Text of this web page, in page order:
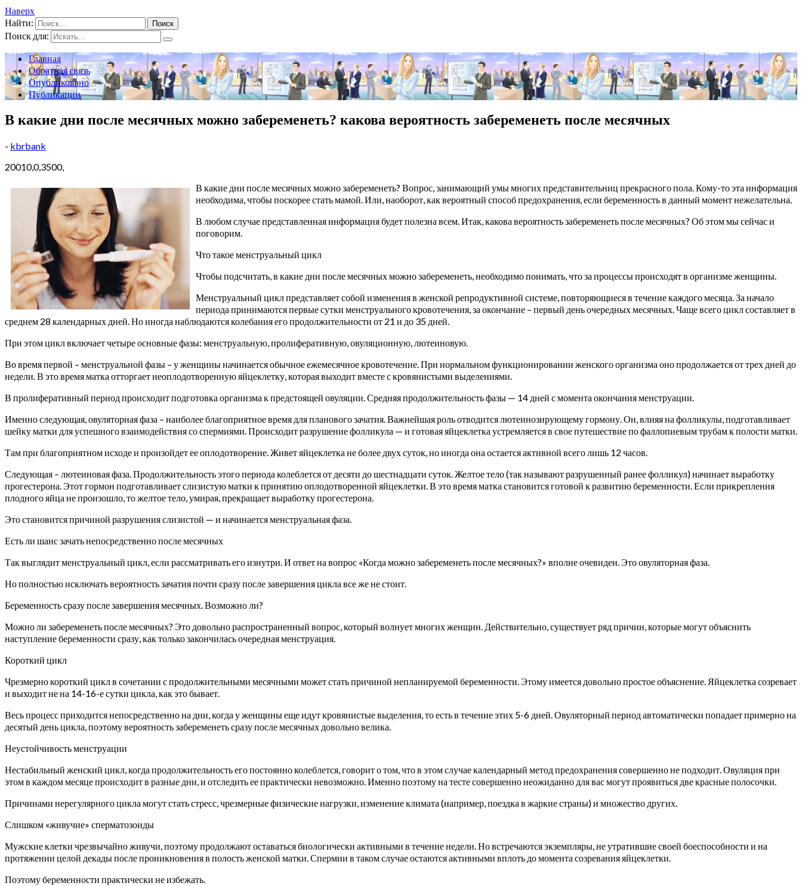
Наверх
Найти:
Поиск для:
Главная
Обратная связь
Опубликовано
Публикации
В какие дни после месячных можно забеременеть? какова вероятность забеременеть после месячных
- kbrbank
20010,0,3500,
В какие дни после месячных можно забеременеть? Вопрос, занимающий умы многих представительниц прекрасного пола. Кому-то эта информация
необходима, чтобы поскорее стать мамой. Или, наоборот, как вероятный способ предохранения, если беременность в данный момент нежелательна.
В любом случае представленная информация будет полезна всем. Итак, какова вероятность забеременеть после месячных? Об этом мы сейчас и
поговорим.
Что такое менструальный цикл
Чтобы подсчитать, в какие дни после месячных можно забеременеть, необходимо понимать, что за процессы происходят в организме женщины.
Менструальный цикл представляет собой изменения в женской репродуктивной системе, повторяющиеся в течение каждого месяца. За начало
периода принимаются первые сутки менструального кровотечения, за окончание – первый день очередных месячных. Чаще всего цикл составляет в
среднем 28 календарных дней. Но иногда наблюдаются колебания его продолжительности от 21 и до 35 дней.
При этом цикл включает четыре основные фазы: менструальную, пролиферативную, овуляционную, лютеиновую.
Во время первой – менструальной фазы – у женщины начинается обычное ежемесячное кровотечение. При нормальном функционировании женского организма оно продолжается от трех дней до
недели. В это время матка отторгает неоплодотворенную яйцеклетку, которая выходит вместе с кровянистыми выделениями.
В пролиферативный период происходит подготовка организма к предстоящей овуляции. Средняя продолжительность фазы — 14 дней с момента окончания менструации.
Именно следующая, овуляторная фаза – наиболее благоприятное время для планового зачатия. Важнейшая роль отводится лютеинозирующему гормону. Он, влияя на фолликулы, подготавливает
шейку матки для успешного взаимодействия со спермиями. Происходит разрушение фолликула — и готовая яйцеклетка устремляется в свое путешествие по фаллопиевым трубам к полости матки.
Там при благоприятном исходе и произойдет ее оплодотворение. Живет яйцеклетка не более двух суток, но иногда она остается активной всего лишь 12 часов.
Следующая – лютеиновая фаза. Продолжительность этого периода колеблется от десяти до шестнадцати суток. Желтое тело (так называют разрушенный ранее фолликул) начинает выработку
прогестерона. Этот гормон подготавливает слизистую матки к принятию оплодотворенной яйцеклетки. В это время матка становится готовой к развитию беременности. Если прикрепления
плодного яйца не произошло, то желтое тело, умирая, прекращает выработку прогестерона.
Это становится причиной разрушения слизистой — и начинается менструальная фаза.
Есть ли шанс зачать непосредственно после месячных
Так выглядит менструальный цикл, если рассматривать его изнутри. И ответ на вопрос «Когда можно забеременеть после месячных?» вполне очевиден. Это овуляторная фаза.
Но полностью исключать вероятность зачатия почти сразу после завершения цикла все же не стоит.
Беременность сразу после завершения месячных. Возможно ли?
Можно ли забеременеть после месячных? Это довольно распространенный вопрос, который волнует многих женщин. Действительно, существует ряд причин, которые могут объяснить
наступление беременности сразу, как только закончилась очередная менструация.
Короткий цикл
Чрезмерно короткий цикл в сочетании с продолжительными месячными может стать причиной непланируемой беременности. Этому имеется довольно простое объяснение. Яйцеклетка созревает
и выходит не на 14-16-е сутки цикла, как это бывает.
Весь процесс приходится непосредственно на дни, когда у женщины еще идут кровянистые выделения, то есть в течение этих 5-6 дней. Овуляторный период автоматически попадает примерно на
десятый день цикла, поэтому вероятность забеременеть сразу после месячных довольно велика.
Неустойчивость менструации
Нестабильный женский цикл, когда продолжительность его постоянно колеблется, говорит о том, что в этом случае календарный метод предохранения совершенно не подходит. Овуляция при
этом в каждом месяце происходит в разные дни, и отследить ее практически невозможно. Именно поэтому на тесте совершенно неожиданно для вас могут проявиться две красные полосочки.
Причинами нерегулярного цикла могут стать стресс, чрезмерные физические нагрузки, изменение климата (например, поездка в жаркие страны) и множество других.
Слишком «живучие» сперматозоиды
Мужские клетки чрезвычайно живучи, поэтому продолжают оставаться биологически активными в течение недели. Но встречаются экземпляры, не утратившие своей боеспособности и на
протяжении целой декады после проникновения в полость женской матки. Спермии в таком случае остаются активными вплоть до момента созревания яйцеклетки.
Поэтому беременности практически не избежать.